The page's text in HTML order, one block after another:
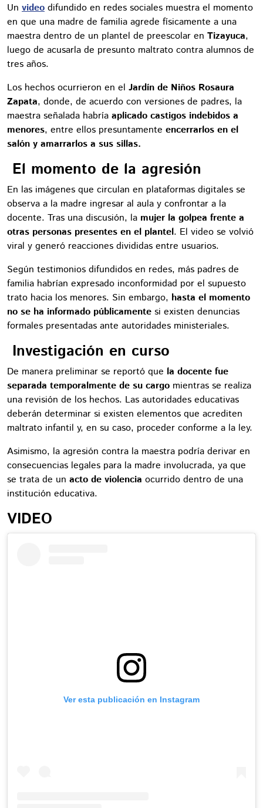
Un video difundido en redes sociales muestra el momento
en que una madre de familia agrede físicamente a una
maestra dentro de un plantel de preescolar en Tizayuca,
luego de acusarla de presunto maltrato contra alumnos de
tres años.
Los hechos ocurrieron en el Jardín de Niños Rosaura
Zapata, donde, de acuerdo con versiones de padres, la
maestra señalada habría aplicado castigos indebidos a
menores, entre ellos presuntamente encerrarlos en el
salón y amarrarlos a sus sillas.
El momento de la agresión
En las imágenes que circulan en plataformas digitales se
observa a la madre ingresar al aula y confrontar a la
docente. Tras una discusión, la mujer la golpea frente a
otras personas presentes en el plantel. El video se volvió
viral y generó reacciones divididas entre usuarios.
Según testimonios difundidos en redes, más padres de
familia habrían expresado inconformidad por el supuesto
trato hacia los menores. Sin embargo, hasta el momento
no se ha informado públicamente si existen denuncias
formales presentadas ante autoridades ministeriales.
Investigación en curso
De manera preliminar se reportó que la docente fue
separada temporalmente de su cargo mientras se realiza
una revisión de los hechos. Las autoridades educativas
deberán determinar si existen elementos que acrediten
maltrato infantil y, en su caso, proceder conforme a la ley.
Asimismo, la agresión contra la maestra podría derivar en
consecuencias legales para la madre involucrada, ya que
se trata de un acto de violencia ocurrido dentro de una
institución educativa.
VIDEO
Ver esta publicación en Instagram